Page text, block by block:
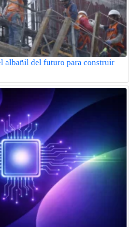
albañil del futuro para construir